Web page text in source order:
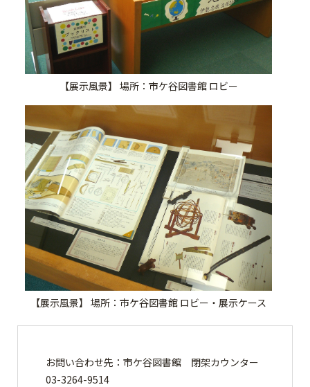
【展示風景】 場所：市ケ谷図書館 ロビー
【展示風景】 場所：市ケ谷図書館 ロビー・展示ケース
お問い合わせ先：市ケ谷図書館 閉架カウンター
03-3264-9514